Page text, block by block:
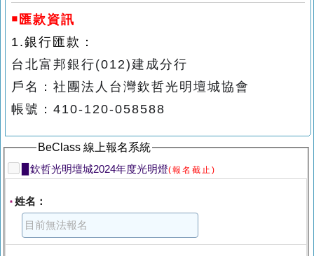
￭匯款資訊
1.銀行匯款：
台北富邦銀行(012)建成分行
戶名：社團法人台灣欽哲光明壇城協會
帳號： 410-120-058588
BeClass 線上報名系統
▉欽哲光明壇城2024年度光明燈(報名截止)
* 姓名：